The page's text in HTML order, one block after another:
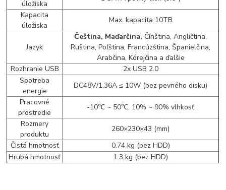
úložiska
Kapacita
úložiska
Max. kapacita 10TB
Jazyk
Čeština, Maďarčina, Čínština, Angličtina,
Ruština, Poľština, Francúzština, Španielčina,
Arabčina, Kórejčina a ďalšie
Rozhranie USB
2x USB 2.0
Spotreba
energie
DC48V/1.36A ≤ 10W (bez pevného disku)
Pracovné
prostredie
-10℃ ~ 50℃, 10% ~ 90% vlhkosť
Rozmery
produktu
260×230×43 (mm)
Čistá hmotnosť
0.74 kg (bez HDD)
Hrubá hmotnosť
1.3 kg (bez HDD)